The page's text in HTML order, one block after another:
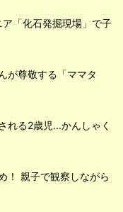
「化石発掘現場」で子
が尊敬する「ママタ
れる2歳児...かんしゃく
！ 親子で観察しながら